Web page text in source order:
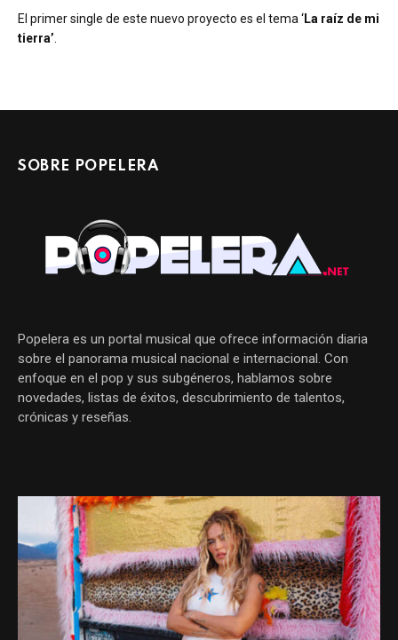
El primer single de este nuevo proyecto es el tema ‘La raíz de mi
tierra’
SOBRE POPELERA
Popelera es un portal musical que ofrece información diaria
sobre el panorama musical nacional e internacional. Con
enfoque en el pop y sus subgéneros, hablamos sobre
novedades, listas de éxitos, descubrimiento de talentos,
crónicas y reseñas.